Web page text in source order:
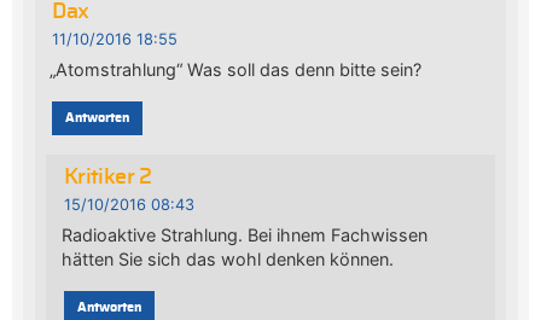
Dax
11/10/2016 18:55
„Atomstrahlung“ Was soll das denn bitte sein?
Antworten
Kritiker 2
15/10/2016 08:43
Radioaktive Strahlung. Bei ihnem Fachwissen
hätten Sie sich das wohl denken können.
Antworten